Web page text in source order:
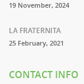
19 November, 2024
LA FRATERNITA
25 February, 2021
CONTACT INFO